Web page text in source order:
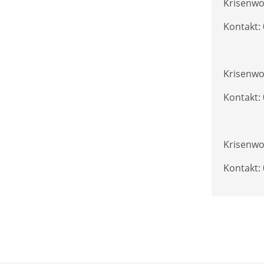
Kontakt:
Kontakt:
Kontakt: